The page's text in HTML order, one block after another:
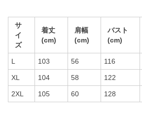
サ
イ
ズ
着丈
(cm)
肩幅
(cm)
バスト
(cm)
L 103 56 116
XL 104 58 122
2XL 105 60 128